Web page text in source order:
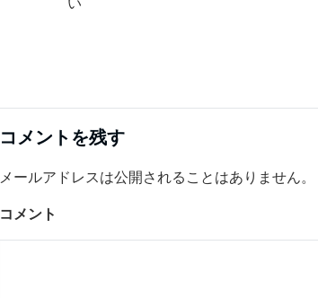
コメントを残す
メールアドレスは公開されることはありません。
コメント